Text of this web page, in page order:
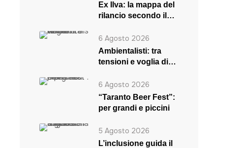
Ex Ilva: la mappa del
rilancio secondo il
6 Agosto 2026
Ambientalisti: tra
tensioni e voglia di
6 Agosto 2026
“Taranto Beer Fest”:
per grandi e piccini
5 Agosto 2026
L’inclusione guida il